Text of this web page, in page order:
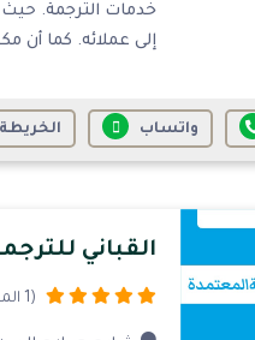
خدمات الترجمة.
إلى عملائه. كما أن
واتساب الخريطة
القباني
(1 المراجعات)